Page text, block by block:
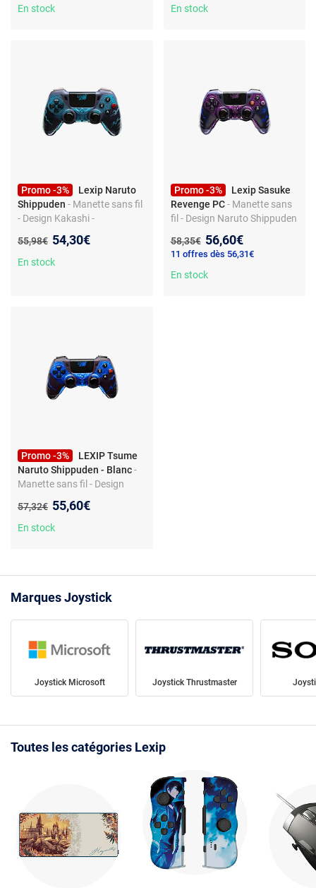
OLED
En stock
Shadows pour PS4 et PC
En stock
Promo -3%
Lexip Naruto
Shippuden - Manette sans fil
- Design Kakashi -
Ancien prix :
55,98€ Nouveau prix :
54,30€
En stock
Promo -3%
Lexip Sasuke
Revenge PC - Manette sans
fil - Design Naruto Shippuden
Ancien prix :
58,35€ Nouveau prix :
56,60€
11 offres dès 56,31€
En stock
Promo -3%
LEXIP Tsume
Naruto Shippuden - Blanc-
Manette sans fil - Design
Ancien prix :
57,32€ Nouveau prix :
55,60€
En stock
Marques Joystick
Joystick Microsoft Joystick Thrustmaster
Toutes les catégories Lexip